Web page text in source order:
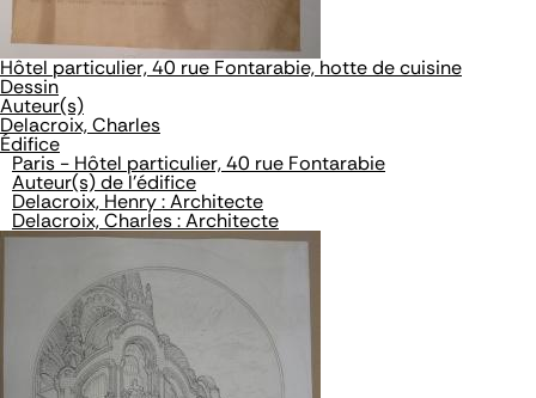
Hôtel particulier, 40 rue Fontarabie, hotte de cuisine
Dessin
Auteur(s)
Delacroix, Charles
Édifice
Paris - Hôtel particulier, 40 rue Fontarabie
Auteur(s) de l'édifice
Delacroix, Henry : Architecte
Delacroix, Charles : Architecte